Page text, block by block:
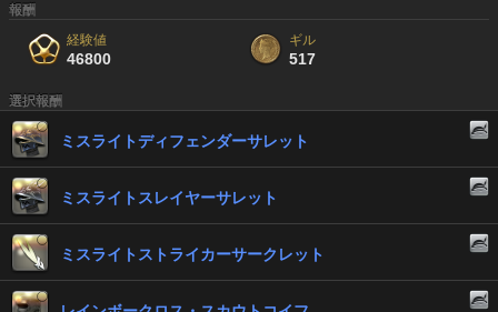
報酬
経験値
46800
ギル
517
選択報酬
ミスライトディフェンダーサレット
ミスライトスレイヤーサレット
ミスライトストライカーサークレット